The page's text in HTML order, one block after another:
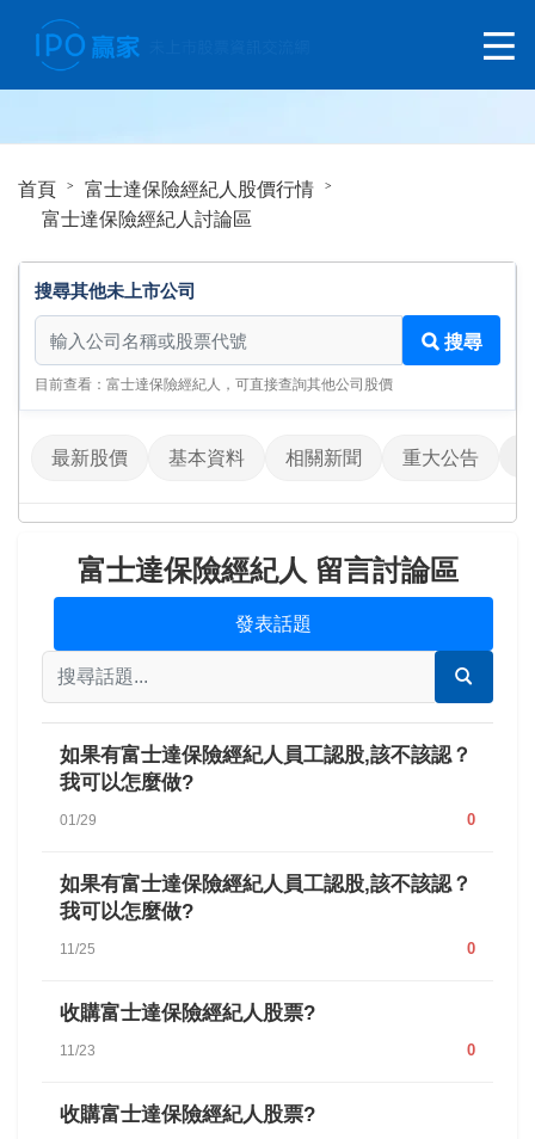
首頁
富士達保險經紀人股價行情
富士達保險經紀人討論區
搜尋其他未上市公司
搜尋其他未上市公司
搜尋
目前查看：富士達保險經紀人，可直接查詢其他公司股價
最新股價 基本資料 相關新聞 重大公告
富士達保險經紀人 留言討論區
發表話題
如果有富士達保險經紀人員工認股,該不該認？
我可以怎麼做?
01/29 0
如果有富士達保險經紀人員工認股,該不該認？
我可以怎麼做?
11/25 0
收購富士達保險經紀人股票?
11/23 0
收購富士達保險經紀人股票?